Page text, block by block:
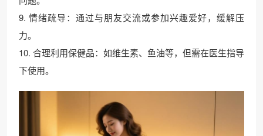
9. 情绪疏导：通过与朋友交流或参加兴趣爱好，缓解压
力。
10. 合理利用保健品：如维生素、鱼油等，但需在医生指导
下使用。